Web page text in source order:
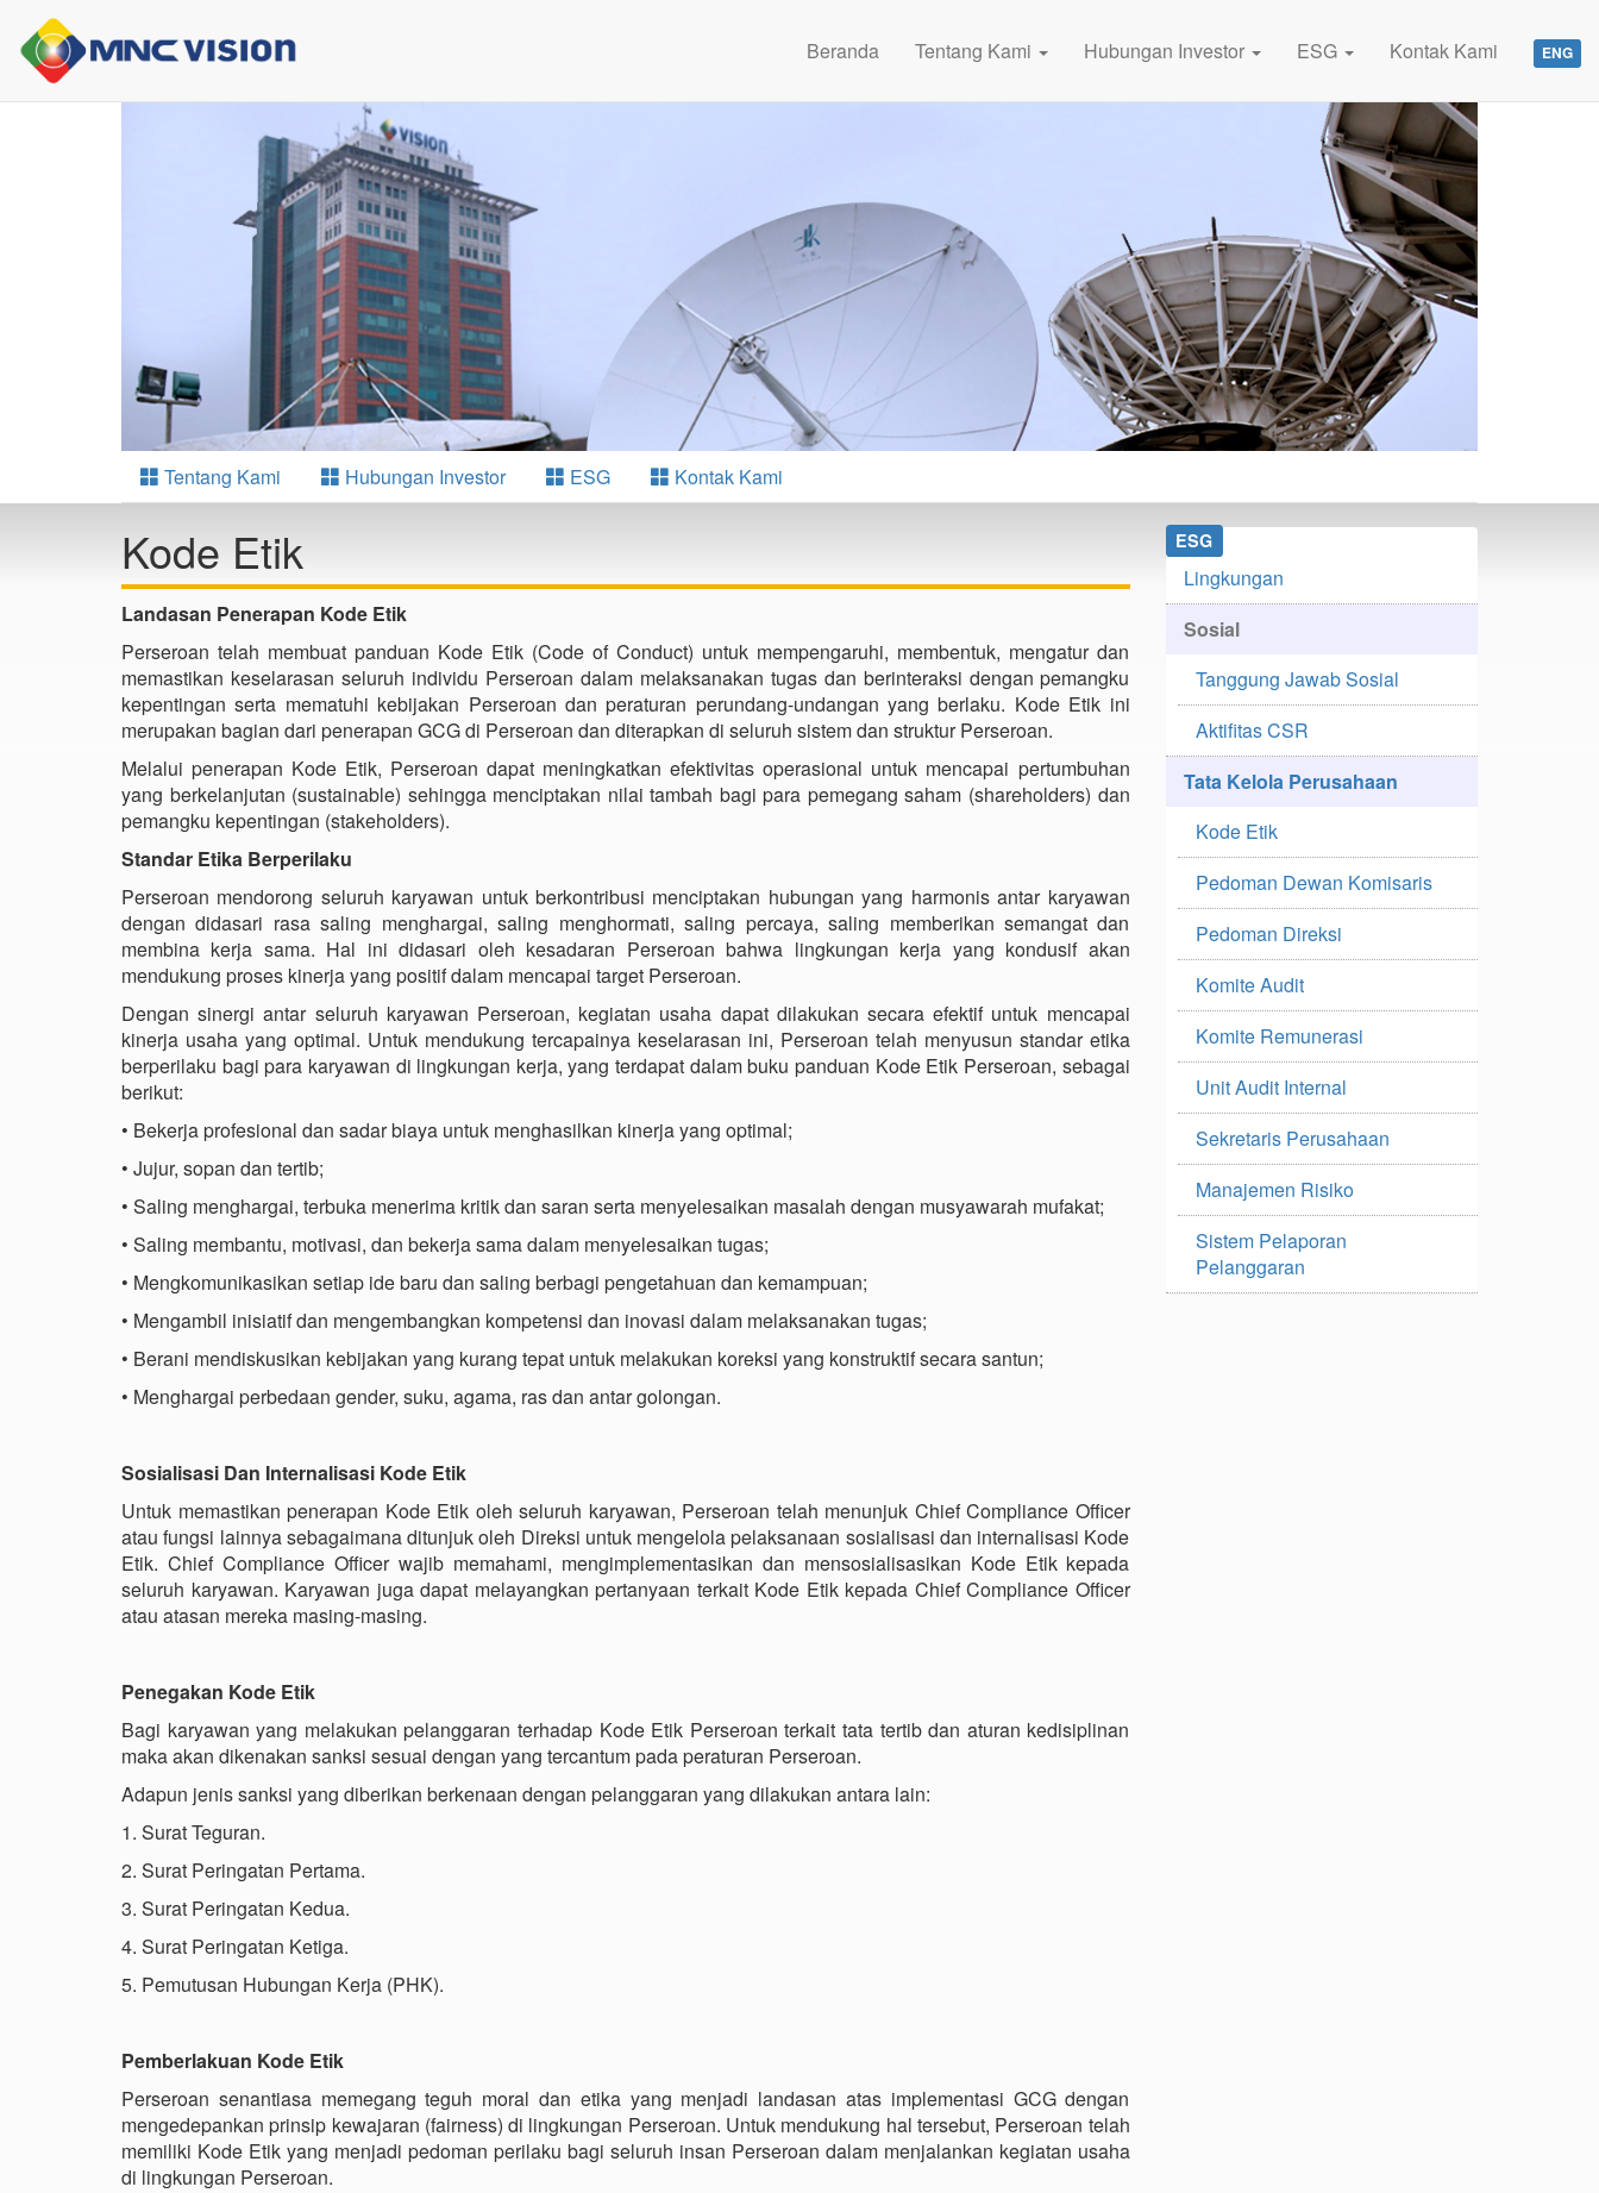
Beranda Tentang Kami Hubungan Investor ESG Kontak Kami ENG
Tentang Kami Hubungan Investor ESG Kontak Kami
Kode Etik
Landasan Penerapan Kode Etik
Perseroan telah membuat panduan Kode Etik (Code of Conduct) untuk mempengaruhi, membentuk, mengatur dan
memastikan keselarasan seluruh individu Perseroan dalam melaksanakan tugas dan berinteraksi dengan pemangku
kepentingan serta mematuhi kebijakan Perseroan dan peraturan perundang-undangan yang berlaku. Kode Etik ini
merupakan bagian dari penerapan GCG di Perseroan dan diterapkan di seluruh sistem dan struktur Perseroan.
Melalui penerapan Kode Etik, Perseroan dapat meningkatkan efektivitas operasional untuk mencapai pertumbuhan
yang berkelanjutan (sustainable) sehingga menciptakan nilai tambah bagi para pemegang saham (shareholders) dan
pemangku kepentingan (stakeholders).
Standar Etika Berperilaku
Perseroan mendorong seluruh karyawan untuk berkontribusi menciptakan hubungan yang harmonis antar karyawan
dengan didasari rasa saling menghargai, saling menghormati, saling percaya, saling memberikan semangat dan
membina kerja sama. Hal ini didasari oleh kesadaran Perseroan bahwa lingkungan kerja yang kondusif akan
mendukung proses kinerja yang positif dalam mencapai target Perseroan.
Dengan sinergi antar seluruh karyawan Perseroan, kegiatan usaha dapat dilakukan secara efektif untuk mencapai
kinerja usaha yang optimal. Untuk mendukung tercapainya keselarasan ini, Perseroan telah menyusun standar etika
berperilaku bagi para karyawan di lingkungan kerja, yang terdapat dalam buku panduan Kode Etik Perseroan, sebagai
berikut:
• Bekerja profesional dan sadar biaya untuk menghasilkan kinerja yang optimal;
• Jujur, sopan dan tertib;
• Saling menghargai, terbuka menerima kritik dan saran serta menyelesaikan masalah dengan musyawarah mufakat;
• Saling membantu, motivasi, dan bekerja sama dalam menyelesaikan tugas;
• Mengkomunikasikan setiap ide baru dan saling berbagi pengetahuan dan kemampuan;
• Mengambil inisiatif dan mengembangkan kompetensi dan inovasi dalam melaksanakan tugas;
• Berani mendiskusikan kebijakan yang kurang tepat untuk melakukan koreksi yang konstruktif secara santun;
• Menghargai perbedaan gender, suku, agama, ras dan antar golongan.
Sosialisasi Dan Internalisasi Kode Etik
Untuk memastikan penerapan Kode Etik oleh seluruh karyawan, Perseroan telah menunjuk Chief Compliance Officer
atau fungsi lainnya sebagaimana ditunjuk oleh Direksi untuk mengelola pelaksanaan sosialisasi dan internalisasi Kode
Etik. Chief Compliance Officer wajib memahami, mengimplementasikan dan mensosialisasikan Kode Etik kepada
seluruh karyawan. Karyawan juga dapat melayangkan pertanyaan terkait Kode Etik kepada Chief Compliance Officer
atau atasan mereka masing-masing.
Penegakan Kode Etik
Bagi karyawan yang melakukan pelanggaran terhadap Kode Etik Perseroan terkait tata tertib dan aturan kedisiplinan
maka akan dikenakan sanksi sesuai dengan yang tercantum pada peraturan Perseroan.
Adapun jenis sanksi yang diberikan berkenaan dengan pelanggaran yang dilakukan antara lain:
1. Surat Teguran.
2. Surat Peringatan Pertama.
3. Surat Peringatan Kedua.
4. Surat Peringatan Ketiga.
5. Pemutusan Hubungan Kerja (PHK).
Pemberlakuan Kode Etik
Perseroan senantiasa memegang teguh moral dan etika yang menjadi landasan atas implementasi GCG dengan
mengedepankan prinsip kewajaran (fairness) di lingkungan Perseroan. Untuk mendukung hal tersebut, Perseroan telah
memiliki Kode Etik yang menjadi pedoman perilaku bagi seluruh insan Perseroan dalam menjalankan kegiatan usaha
di lingkungan Perseroan.
ESG
Lingkungan
Sosial
Tanggung Jawab Sosial
Aktifitas CSR
Tata Kelola Perusahaan
Kode Etik
Pedoman Dewan Komisaris
Pedoman Direksi
Komite Audit
Komite Remunerasi
Unit Audit Internal
Sekretaris Perusahaan
Manajemen Risiko
Sistem Pelaporan
Pelanggaran